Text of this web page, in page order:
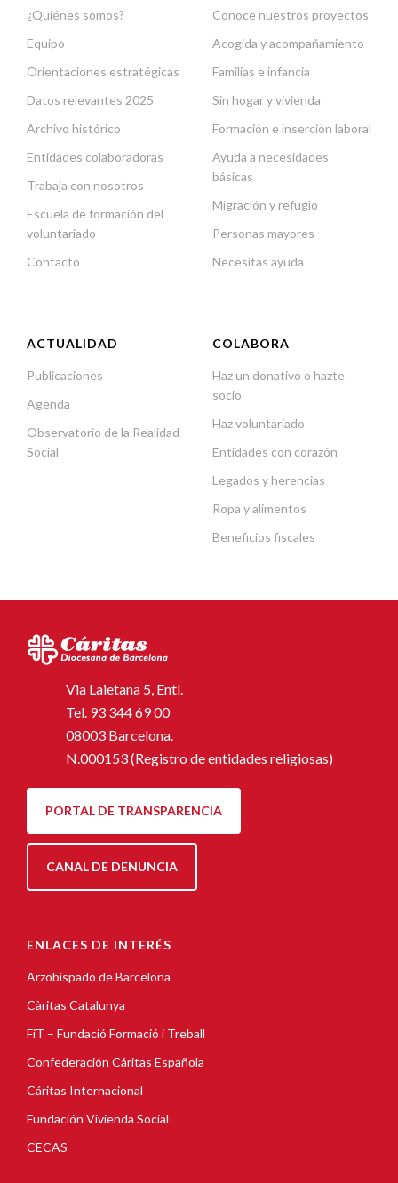
¿Quiénes somos?
Equipo
Orientaciones estratégicas
Datos relevantes 2025
Archivo histórico
Entidades colaboradoras
Trabaja con nosotros
Escuela de formación del
voluntariado
Contacto
Conoce nuestros proyectos
Acogida y acompañamiento
Familias e infancia
Sin hogar y vivienda
Formación e inserción laboral
Ayuda a necesidades
básicas
Migración y refugio
Personas mayores
Necesitas ayuda
ACTUALIDAD
Publicaciones
Agenda
Observatorio de la Realidad
Social
COLABORA
Haz un donativo o hazte
socio
Haz voluntariado
Entidades con corazón
Legados y herencias
Ropa y alimentos
Beneficios fiscales
Via Laietana 5, Entl.
Tel. 93 344 69 00
08003 Barcelona.
N.000153 (Registro de entidades religiosas)
PORTAL DE TRANSPARENCIA
CANAL DE DENUNCIA
ENLACES DE INTERÉS
Arzobispado de Barcelona
Càritas Catalunya
FiT – Fundació Formació i Treball
Confederación Cáritas Española
Cáritas Internacional
Fundación Vivienda Social
CECAS